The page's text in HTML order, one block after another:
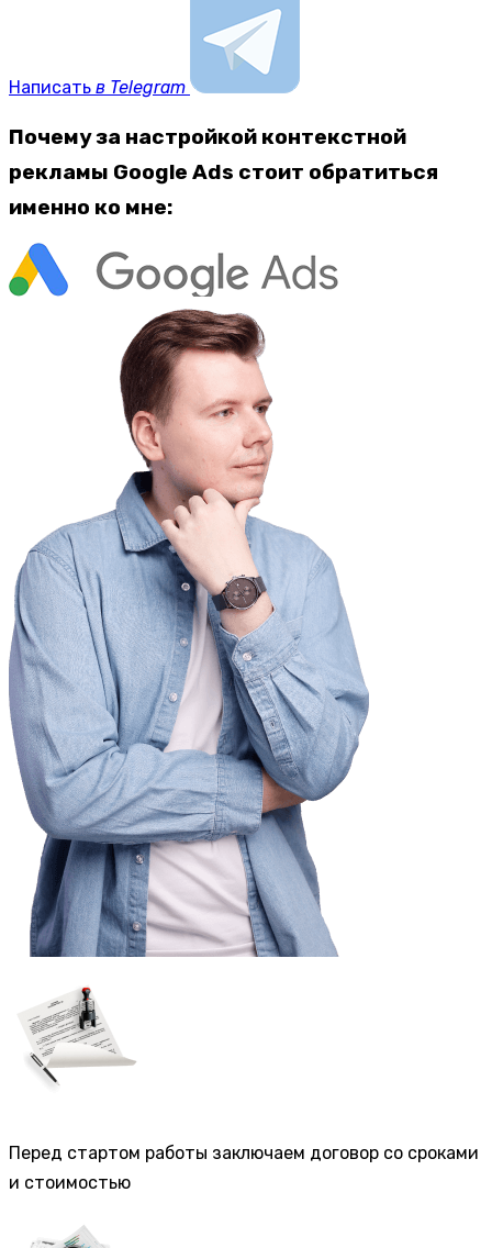
Написать в Telegram
Почему за настройкой контекстной
рекламы Google Ads стоит обратиться
именно ко мне:
Перед стартом работы заключаем договор со сроками
и стоимостью